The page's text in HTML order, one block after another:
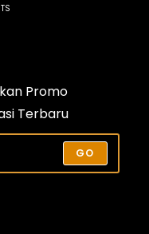
Promo
Terbaru
GO